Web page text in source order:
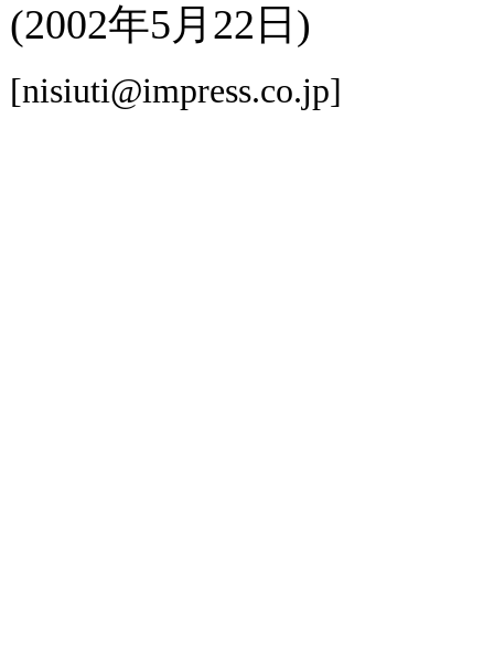
(2002年5月22日)
[nisiuti@impress.co.jp]